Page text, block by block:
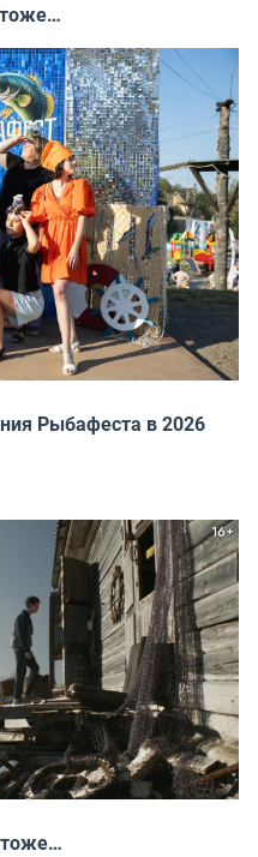
Рыбафеста в 2026